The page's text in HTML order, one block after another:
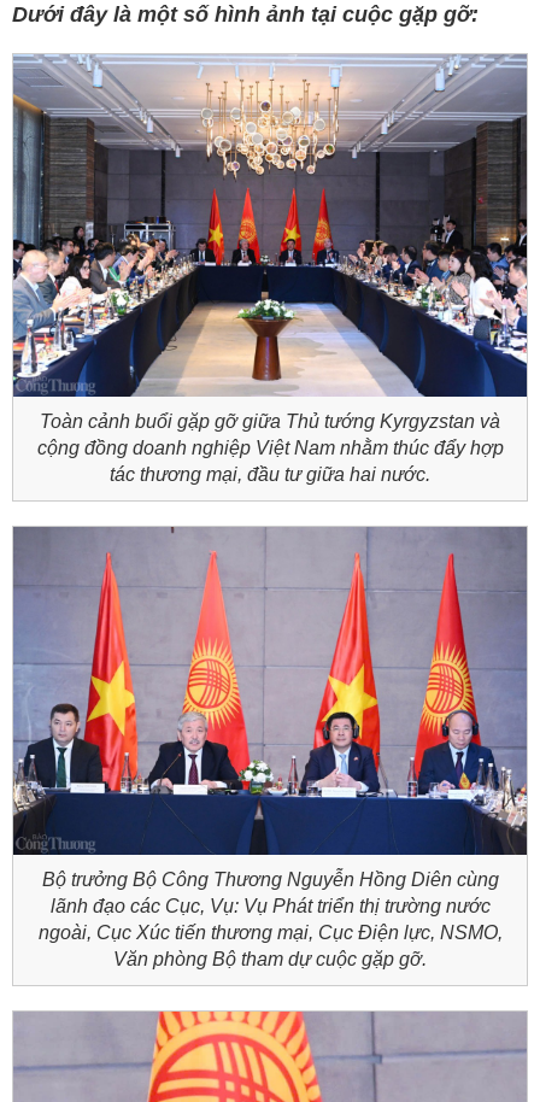
Dưới đây là một số hình ảnh tại cuộc gặp gỡ:
Toàn cảnh buổi gặp gỡ giữa Thủ tướng Kyrgyzstan và
cộng đồng doanh nghiệp Việt Nam nhằm thúc đẩy hợp
tác thương mại, đầu tư giữa hai nước.
Bộ trưởng Bộ Công Thương Nguyễn Hồng Diên cùng
lãnh đạo các Cục, Vụ: Vụ Phát triển thị trường nước
ngoài, Cục Xúc tiến thương mại, Cục Điện lực, NSMO,
Văn phòng Bộ tham dự cuộc gặp gỡ.